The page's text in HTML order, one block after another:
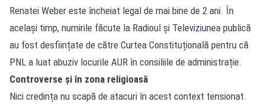
Renatei Weber este încheiat legal de mai bine de 2 ani. În
același timp, numirile făcute la Radioul și Televiziunea publică
au fost desființate de către Curtea Constituțională pentru că
PNL a luat abuziv locurile AUR în consiliile de administrație.
Controverse și în zona religioasă
Nici credința nu scapă de atacuri în acest context tensionat.